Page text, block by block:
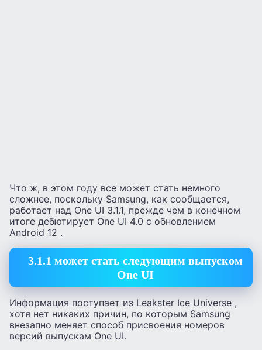
Что ж, в этом году все может стать немного
сложнее, поскольку Samsung, как сообщается,
работает над One UI 3.1.1, прежде чем в конечном
итоге дебютирует One UI 4.0 с обновлением
Android 12 .
3.1.1 может стать следующим выпуском
One UI
Информация поступает из Leakster Ice Universe ,
хотя нет никаких причин, по которым Samsung
внезапно меняет способ присвоения номеров
версий выпускам One UI.